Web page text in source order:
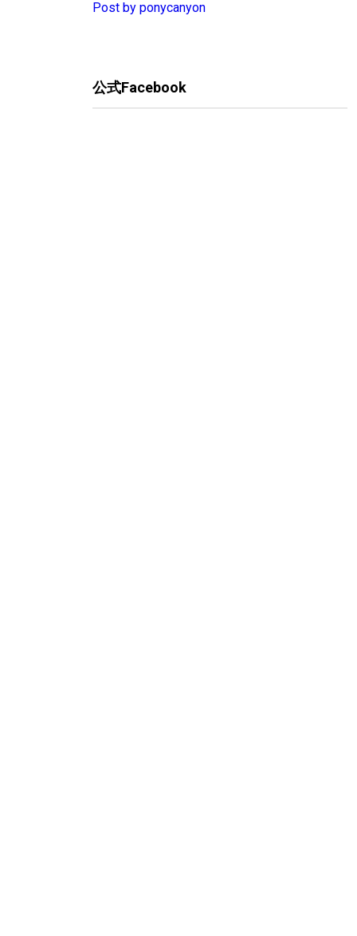
Post by ponycanyon
公式Facebook